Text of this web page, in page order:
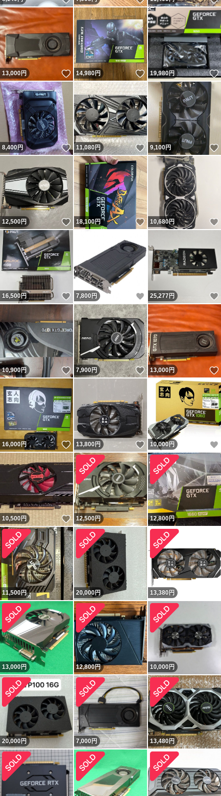
13,000円 いいね！
14,980円 いいね！
19,980円
8,400円 いいね！
11,080円 いいね！
9,100円
12,500円 いいね！
18,100円 いいね！
10,680円
16,500円 いいね！
7,800 円 いいね！
25,277円
10,900円 いいね！
7,900円 いいね！
13,000円
16,000円 いいね！
13,800円 いいね！
10,000 円
10,500円 いいね！
12,500円 12,800円
11,500円 20,000円 13,380 円
13,000円 12,800円 10,000円
20,000円 7,000円 13,480円